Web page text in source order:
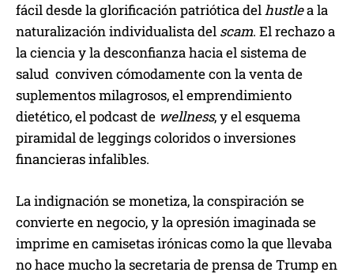
fácil desde la glorificación patriótica delhustlea la
naturalización individualista del scam. El rechazo a
la ciencia y la desconfianza hacia el sistema de
salud conviven cómodamente con la venta de
suplementos milagrosos, el emprendimiento
dietético, el podcast de wellness, y el esquema
piramidal de leggings coloridos o inversiones
financieras infalibles.
La indignación se monetiza, la conspiración se
convierte en negocio, y la opresión imaginada se
imprime en camisetas irónicas como la que llevaba
no hace mucho la secretaria de prensa de Trump en